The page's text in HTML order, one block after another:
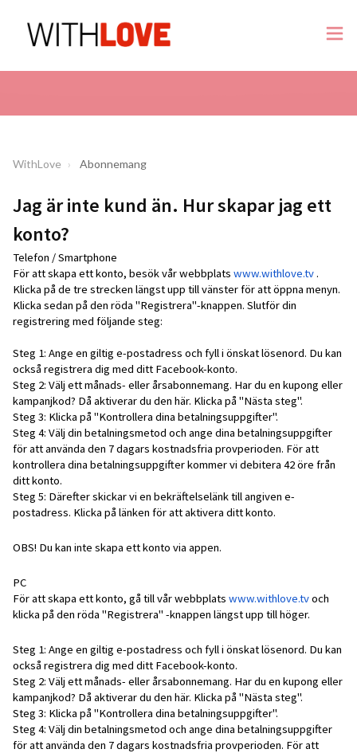
WithLove Abonnemang
Jag är inte kund än. Hur skapar jag ett
konto?
Telefon / Smartphone
För att skapa ett konto, besök vår webbplats www.withlove.tv.
Klicka på de tre strecken längst upp till vänster för att öppna menyn.
Klicka sedan på den röda "Registrera"-knappen. Slutför din
registrering med följande steg:
Steg 1: Ange en giltig e-postadress och fyll i önskat lösenord. Du kan
också registrera dig med ditt Facebook-konto.
Steg 2: Välj ett månads- eller årsabonnemang. Har du en kupong eller
kampanjkod? Då aktiverar du den här. Klicka på "Nästa steg".
Steg 3: Klicka på "Kontrollera dina betalningsuppgifter".
Steg 4: Välj din betalningsmetod och ange dina betalningsuppgifter
för att använda den 7 dagars kostnadsfria provperioden. För att
kontrollera dina betalningsuppgifter kommer vi debitera 42 öre från
ditt konto.
Steg 5: Därefter skickar vi en bekräftelselänk till angiven e-
postadress. Klicka på länken för att aktivera ditt konto.
OBS! Du kan inte skapa ett konto via appen.
PC
För att skapa ett konto, gå till vår webbplats www.withlove.tvoch
klicka på den röda "Registrera" -knappen längst upp till höger.
Steg 1: Ange en giltig e-postadress och fyll i önskat lösenord. Du kan
också registrera dig med ditt Facebook-konto.
Steg 2: Välj ett månads- eller årsabonnemang. Har du en kupong eller
kampanjkod? Då aktiverar du den här. Klicka på "Nästa steg".
Steg 3: Klicka på "Kontrollera dina betalningsuppgifter".
Steg 4: Välj din betalningsmetod och ange dina betalningsuppgifter
för att använda den 7 dagars kostnadsfria provperioden. För att